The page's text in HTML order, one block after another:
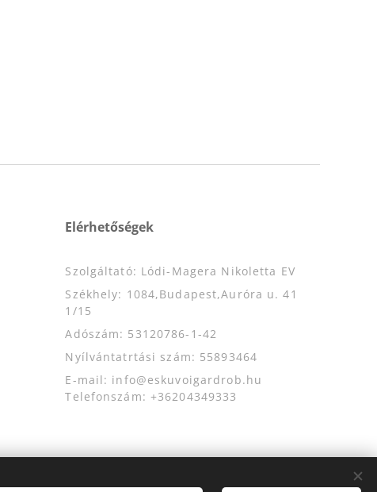
Elérhetőségek
Szolgáltató: Lódi-Magera Nikoletta EV
Székhely: 1084,Budapest,Auróra u. 41
1/15
Adószám: 53120786-1-42
Nyílvántatrtási szám: 55893464
E-mail: info@eskuvoigardrob.hu
Telefonszám: +36204349333